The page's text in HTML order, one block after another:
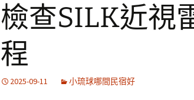
檢查SILK近視
程
2025-09-11 小琉球哪間民宿好